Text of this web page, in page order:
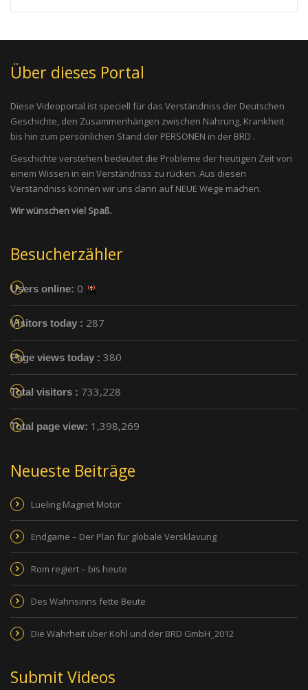
Über dieses Portal
Diese Videoportal ist speciell für das Verständniss der Deutschen
Geschichte, den Zusammenhängen zwischen Nahrung, Krankheit
bis hin zum persönlichen Stand der PERSONEN in der BRD .
Geschichte verstehen bedeutet die Probleme der heutigen Zeit von
einem Wissen in ein Verständniss zu rücken. Aus diesen
Verständniss können wir uns dann auf NEUE Wege machen.
Wir wünschen viel Spaß.
Besucherzähler
Users online: 0
Visitors today : 287
Page views today : 380
Total visitors : 733,228
Total page view: 1,398,269
Neueste Beiträge
Lueling Magnet Motor
Endgame – Der Plan für globale Versklavung
Rom regiert – bis heute
Des Wahnsinns fette Beute
Die Wahrheit über Kohl und der BRD GmbH_2012
Submit Videos